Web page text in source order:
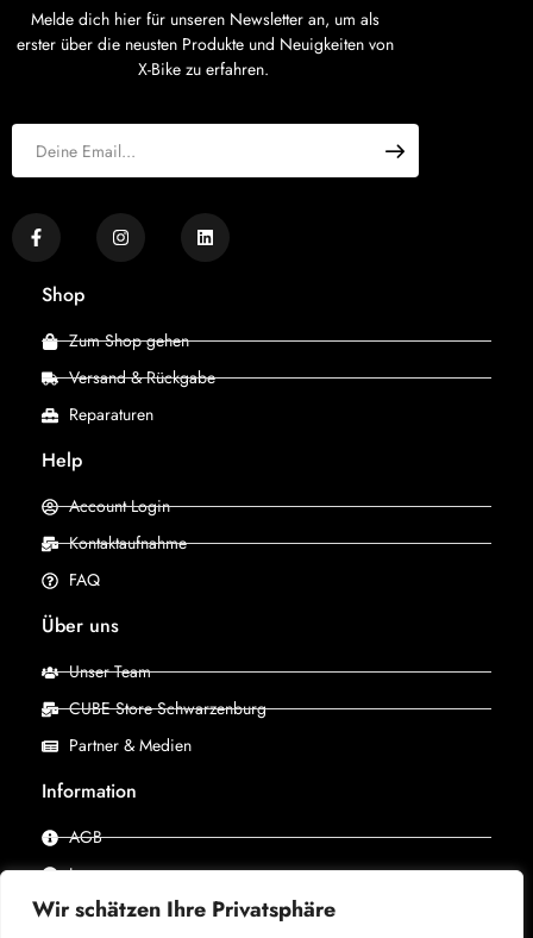
Wir schätzen Ihre Privatsphäre
Melde dich hier für unseren Newsletter an, um als
erster über die neusten Produkte und Neuigkeiten von
X-Bike zu erfahren.
Shop
Zum Shop gehen
Versand & Rückgabe
Reparaturen
Help
Account Login
Kontaktaufnahme
FAQ
Über uns
Unser Team
CUBE Store Schwarzenburg
Partner & Medien
Information
AGB
Impressum
Datenschutz